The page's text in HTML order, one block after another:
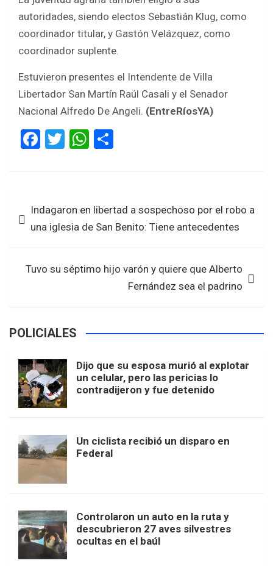
autoridades, siendo electos Sebastián Klug, como
coordinador titular, y Gastón Velázquez, como
coordinador suplente.
Estuvieron presentes el Intendente de Villa
Libertador San Martín Raúl Casali y el Senador
Nacional Alfredo De Angeli. (EntreRíosYA)
F
ce
o
o
k
T
tt
W
at
A
p
p
ar
de
entradas
Indagaron en libertad a sospechoso por el robo a
una iglesia de San Benito: Tiene antecedentes
Tuvo su séptimo hijo varón y quiere que Alberto
Fernández sea el padrino
POLICIALES
Dijo que su esposa murió al explotar
un celular, pero las pericias lo
contradijeron y fue detenido
Un ciclista recibió un disparo en
Federal
Controlaron un auto en la ruta y
descubrieron 27 aves silvestres
ocultas en el baúl